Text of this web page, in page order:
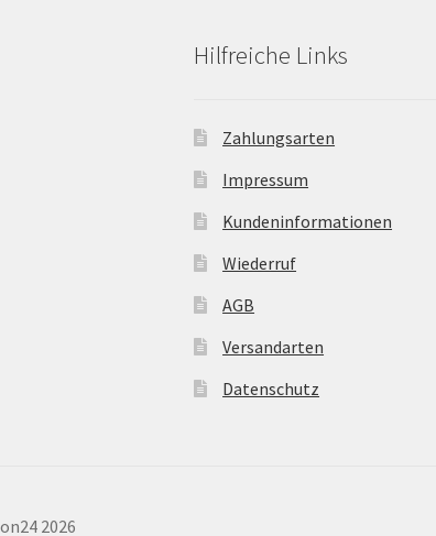
Hilfreiche Links
Zahlungsarten
Impressum
Kundeninformationen
Wiederruf
AGB
Versandarten
Datenschutz
2026